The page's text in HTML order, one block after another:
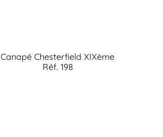
Canapé Chesterfield XIXème
Réf. 198